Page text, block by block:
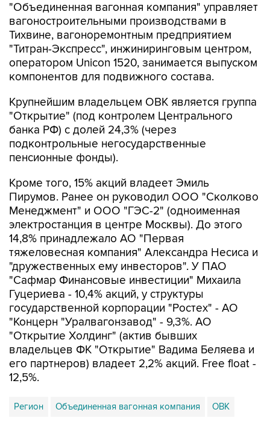
"Объединенная вагонная компания" управляет
вагоностроительными производствами в
Тихвине, вагоноремонтным предприятием
"Титран-Экспресс", инжиниринговым центром,
оператором Unicon 1520, занимается выпуском
компонентов для подвижного состава.
Крупнейшим владельцем ОВК является группа
"Открытие" (под контролем Центрального
банка РФ) с долей 24,3% (через
подконтрольные негосударственные
пенсионные фонды).
Кроме того, 15% акций владеет Эмиль
Пирумов. Ранее он руководил ООО "Сколково
Менеджмент" и ООО "ГЭС-2" (одноименная
электростанция в центре Москвы). До этого
14,8% принадлежало АО "Первая
тяжеловесная компания" Александра Несиса и
"дружественных ему инвесторов". У ПАО
"Сафмар Финансовые инвестиции" Михаила
Гуцериева - 10,4% акций, у структуры
государственной корпорации "Ростех" - АО
"Концерн "Уралвагонзавод" - 9,3%. АО
"Открытие Холдинг" (актив бывших
владельцев ФК "Открытие" Вадима Беляева и
его партнеров) владеет 2,2% акций. Free float -
12,5%.
Регион Объединенная вагонная компания ОВК